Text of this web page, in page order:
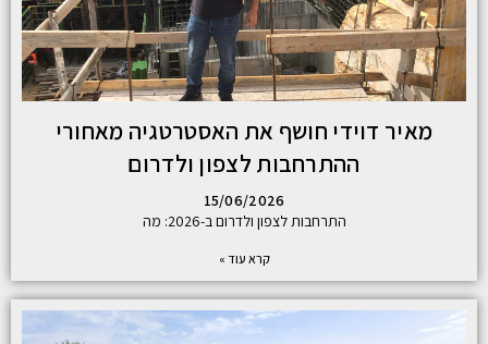
מאיר דוידי חושף את האסטרטגיה מאחורי
ההתרחבות לצפון ולדרום
15/06/2026
התרחבות לצפון ולדרום ב-2026: מה
קרא עוד »